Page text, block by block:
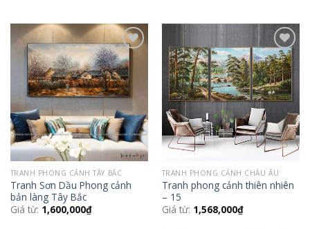
Add to
Wishlist
TRANH PHONG CẢNH TÂY BẮC
Tranh Sơn Dầu Phong cảnh
bản làng Tây Bắc
Giá từ: 1,600,000₫
Add to
Wishlist
TRANH PHONG CẢNH CHÂU ÂU
Tranh phong cảnh thiên nhiên
– 15
Giá từ: 1,568,000₫